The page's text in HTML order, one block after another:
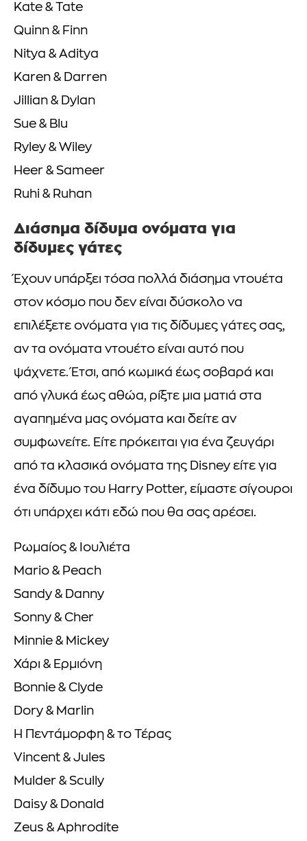
Kate & Tate
Quinn & Finn
Nitya & Aditya
Karen & Darren
Jillian & Dylan
Sue & Blu
Ryley & Wiley
Heer & Sameer
Ruhi & Ruhan
Διάσημα δίδυμα ονόματα για
δίδυμες γάτες
Έχουν υπάρξει τόσα πολλά διάσημα ντουέτα
στον κόσμο που δεν είναι δύσκολο να
επιλέξετε ονόματα για τις δίδυμες γάτες σας,
αν τα ονόματα ντουέτο είναι αυτό που
ψάχνετε. Έτσι, από κωμικά έως σοβαρά και
από γλυκά έως αθώα, ρίξτε μια ματιά στα
αγαπημένα μας ονόματα και δείτε αν
συμφωνείτε. Είτε πρόκειται για ένα ζευγάρι
από τα κλασικά ονόματα της Disney είτε για
ένα δίδυμο του Harry Potter, είμαστε σίγουροι
ότι υπάρχει κάτι εδώ που θα σας αρέσει.
Ρωμαίος & Ιουλιέτα
Mario & Peach
Sandy & Danny
Sonny & Cher
Minnie & Mickey
Χάρι & Ερμιόνη
Bonnie & Clyde
Dory & Marlin
Η Πεντάμορφη & το Τέρας
Vincent & Jules
Mulder & Scully
Daisy & Donald
Zeus & Aphrodite